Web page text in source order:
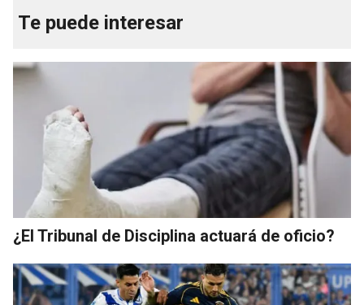
Te puede interesar
¿El Tribunal de Disciplina actuará de oficio?